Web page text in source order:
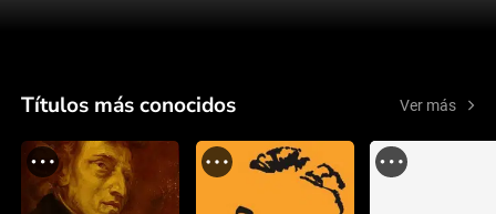
Títulos más conocidos Ver más